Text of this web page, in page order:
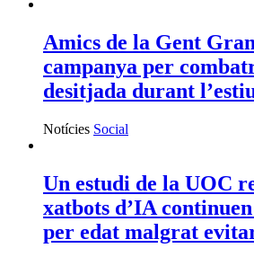
Amics de la Gent
campanya per
desitjada durant
Notícies Social
Un estudi de la UOC
xatbots d’IA
per edat malgrat